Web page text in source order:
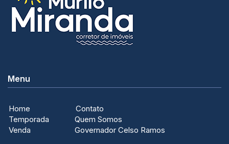
Menu
Home
Temporada
Venda
Contato
Quem Somos
Governador Celso Ramos